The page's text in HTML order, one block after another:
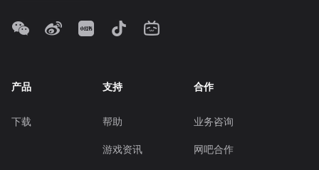
产品
下载
支持
帮助
游戏资讯
合作
业务咨询
网吧合作